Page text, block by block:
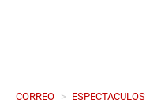
CORREO > ESPECTACULOS